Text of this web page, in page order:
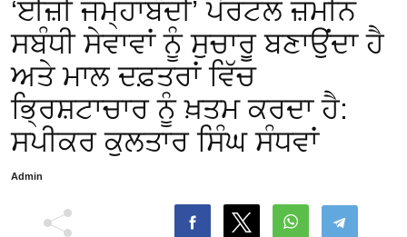
‘ਈਜ਼ੀ ਜਮ੍ਹਾਂਬੰਦੀ’ ਪੋਰਟਲ ਜ਼ਮੀਨ
ਸਬੰਧੀ ਸੇਵਾਵਾਂ ਨੂੰ ਸੁਚਾਰੂ ਬਣਾਉਂਦਾ ਹੈ
ਅਤੇ ਮਾਲ ਦਫ਼ਤਰਾਂ ਵਿੱਚ
ਭ੍ਰਿਸ਼ਟਾਚਾਰ ਨੂੰ ਖ਼ਤਮ ਕਰਦਾ ਹੈ:
ਸਪੀਕਰ ਕੁਲਤਾਰ ਸਿੰਘ ਸੰਧਵਾਂ
Admin